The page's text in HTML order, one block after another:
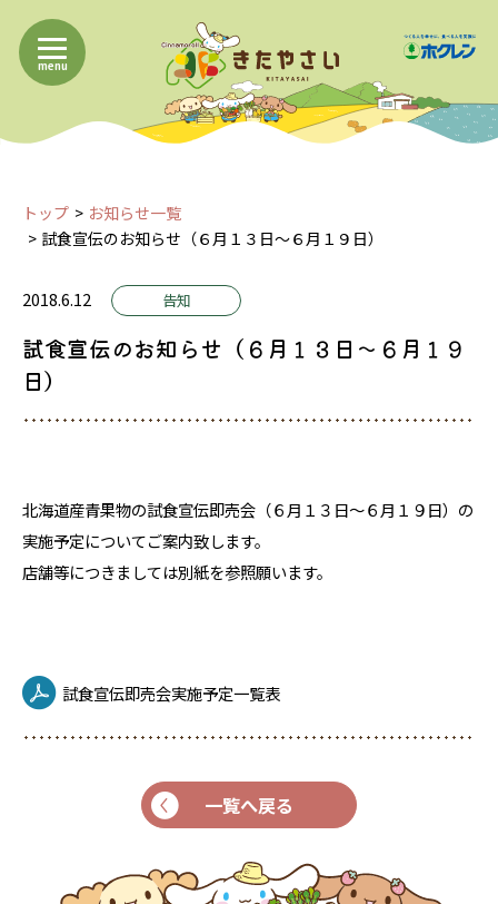
menu
トップ
お知らせ一覧
試食宣伝のお知らせ（６月１３日～６月１９日）
2018.6.12 告知
試食宣伝のお知らせ（６月１３日～６月１９
日）
北海道産青果物の試食宣伝即売会（６月１３日～６月１９日）の
実施予定についてご案内致します。
店舗等につきましては別紙を参照願います。
試食宣伝即売会実施予定一覧表
一覧へ戻る